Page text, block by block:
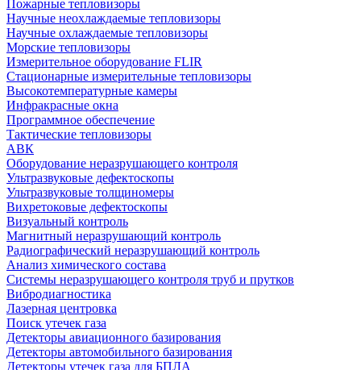
Пожарные тепловизоры
Научные неохлаждаемые тепловизоры
Научные охлаждаемые тепловизоры
Морские тепловизоры
Измерительное оборудование FLIR
Стационарные измерительные тепловизоры
Высокотемпературные камеры
Инфракрасные окна
Программное обеспечение
Тактические тепловизоры
АВК
Оборудование неразрушающего контроля
Ультразвуковые дефектоскопы
Ультразвуковые толщиномеры
Вихретоковые дефектоскопы
Визуальный контроль
Магнитный неразрушающий контроль
Радиографический неразрушающий контроль
Анализ химического состава
Системы неразрушающего контроля труб и прутков
Вибродиагностика
Лазерная центровка
Поиск утечек газа
Детекторы авиационного базирования
Детекторы автомобильного базирования
Детекторы утечек газа для БПЛА